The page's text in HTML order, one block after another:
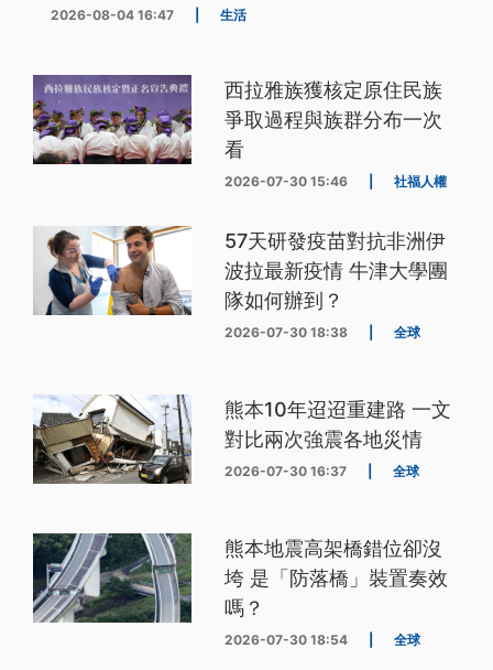
2026-08-04 16:47 生活
西拉雅族獲核定原住民族
爭取過程與族群分布一次
看
2026-07-30 15:46 社福人權
57天研發疫苗對抗非洲伊
波拉最新疫情 牛津大學團
隊如何辦到？
2026-07-30 18:38 全球
熊本10年迢迢重建路 一文
對比兩次強震各地災情
2026-07-30 16:37 全球
熊本地震高架橋錯位卻沒
垮 是「防落橋」裝置奏效
嗎？
2026-07-30 18:54 全球